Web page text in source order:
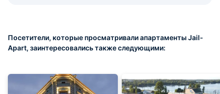
Посетители, которые просматривали апартаменты Jail-
Apart, заинтересовались также следующими: